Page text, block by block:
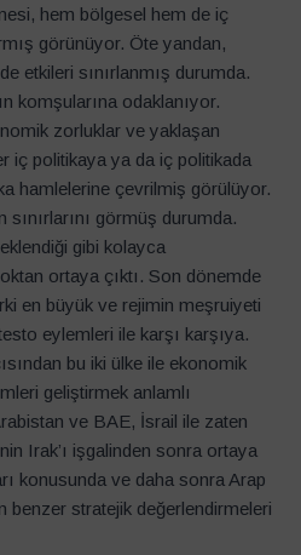
hem bölgesel hem de iç
görünüyor. Öte yandan,
etkileri sınırlanmış durumda.
komşularına odaklanıyor.
zorluklar ve yaklaşan
iç politikaya ya da iç politikada
hamlelerine çevrilmiş görülüyor.
sınırlarını görmüş durumda.
gibi kolayca
ortaya çıktı. Son dönemde
en büyük ve rejimin meşruiyeti
eylemleri ile karşı karşıya.
bu iki ülke ile ekonomik
geliştirmek anlamlı
ve BAE, İsrail ile zaten
Irak’ı işgalinden sonra ortaya
konusunda ve daha sonra Arap
benzer stratejik değerlendirmeleri